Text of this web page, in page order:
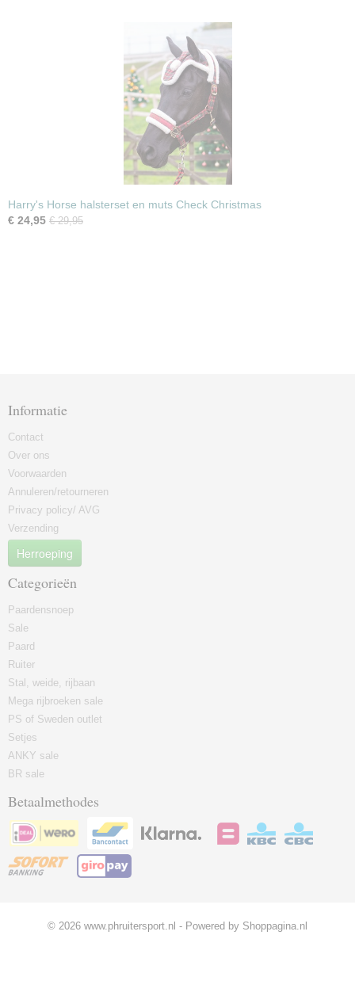
Harry's Horse halsterset en muts Check Christmas
€ 24,95 € 29,95
Informatie
Contact
Over ons
Voorwaarden
Annuleren/retourneren
Privacy policy/ AVG
Verzending
Herroeping
Categorieën
Paardensnoep
Sale
Paard
Ruiter
Stal, weide, rijbaan
Mega rijbroeken sale
PS of Sweden outlet
Setjes
ANKY sale
BR sale
Betaalmethodes
© 2026 www.phruitersport.nl - Powered by Shoppagina.nl